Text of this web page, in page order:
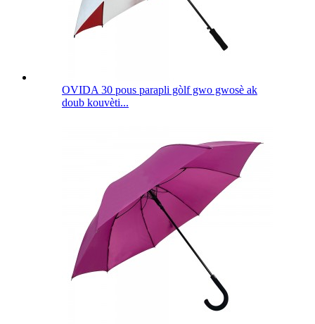
OVIDA 30 pous parapli gòlf gwo gwosè ak
doub kouvèti...